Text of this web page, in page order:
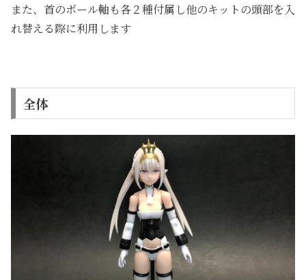
また、首のボール軸も各２種付属し他のキットの頭部を入
れ替える際に利用します
全体